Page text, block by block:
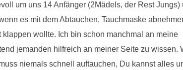
um uns 14 Anfänger (2Mädels, der Rest Jungs)
es mit dem Abtauchen, Tauchmaske
wollte. Ich bin schon manchmal an meine
jemanden hilfreich an meiner Seite zu wissen.
niemals schnell auftauchen, Du kannst alles